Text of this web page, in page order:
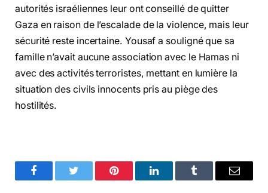
autorités israéliennes leur ont conseillé de quitter
Gaza en raison de l’escalade de la violence, mais leur
sécurité reste incertaine. Yousaf a souligné que sa
famille n’avait aucune association avec le Hamas ni
avec des activités terroristes, mettant en lumière la
situation des civils innocents pris au piège des
hostilités.
FacebookTwitter Pinterest LinkedInTumblr Email